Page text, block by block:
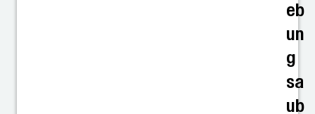
eb
un
g
sa
ub